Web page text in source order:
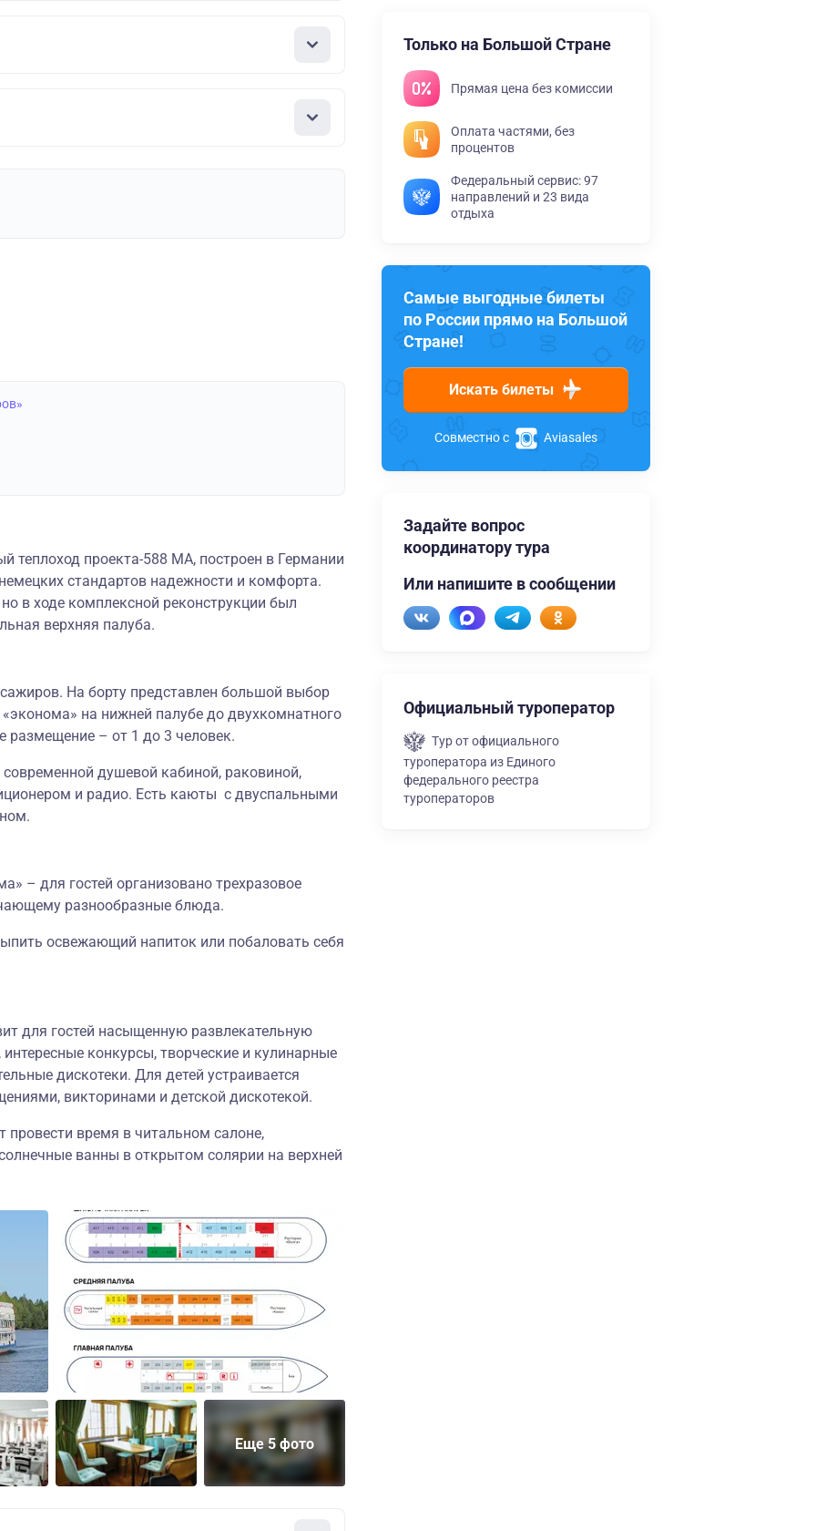
теплоход проекта-588 МА, построен в Германии
стандартов надежности и комфорта.
в ходе комплексной реконструкции был
верхняя палуба.
На борту представлен большой выбор
на нижней палубе до двухкомнатного
– от 1 до 3 человек.
душевой кабиной, раковиной,
и радио. Есть каюты с двуспальными
» – для гостей организовано трехразовое
разнообразные блюда.
освежающий напиток или побаловать себя
для гостей насыщенную развлекательную
конкурсы, творческие и кулинарные
дискотеки. Для детей устраивается
викторинами и детской дискотекой.
провести время в читальном салоне,
ванны в открытом солярии на верхней
Еще 5 фото
Только на Большой Стране
Прямая цена без комиссии
Оплата частями, без
процентов
Федеральный сервис: 97
направлений и 23 вида
отдыха
Самые выгодные билеты
по России прямо на Большой
Стране!
Искать билеты
Совместно с Aviasales
Задайте вопрос
координатору тура
Или напишите в сообщении
Официальный туроператор
Тур от официального
туроператора из Единого
федерального реестра
туроператоров